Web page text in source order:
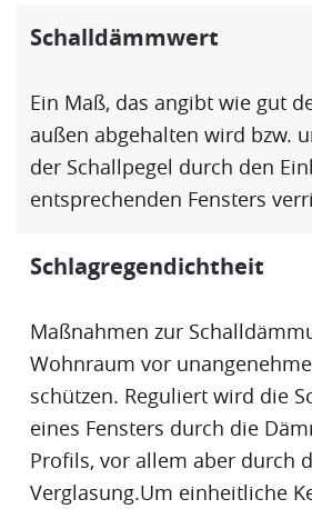
Schalldämmwert
Ein Maß, das angibt wie gut
außen abgehalten wird bzw.
der Schallpegel durch den
entsprechenden Fensters
Schlagregendichtheit
Maßnahmen zur
Wohnraum vor
schützen. Reguliert wird die
eines Fensters durch die
Profils, vor allem aber durch
Verglasung.Um einheitliche